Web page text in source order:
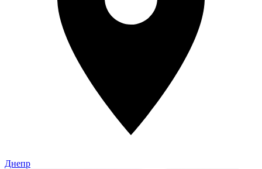
Днепр